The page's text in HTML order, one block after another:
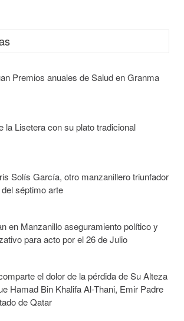
Premios anuales de Salud en Granma
la Lisetera con su plato tradicional
Solís García, otro manzanillero triunfador
séptimo arte
en Manzanillo aseguramiento político y
para acto por el 26 de Julio
el dolor de la pérdida de Su Alteza
Hamad Bin Khalifa Al-Thani, Emir Padre
de Qatar